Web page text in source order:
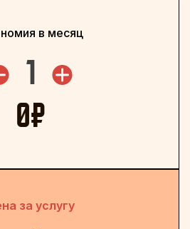
в месяц
1
0₽
за услугу